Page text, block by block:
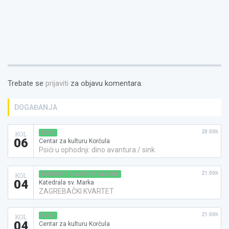
Trebate se prijaviti za objavu komentara.
DOGAĐANJA
KOL
06
KINO
Centar za kulturu Korčula
Psići u ophodnji: dino avantura / sink
20:00h
KOL
04
KONCERT KLASIČNE GLAZBE
Katedrala sv. Marka
ZAGREBAČKI KVARTET
21:00h
KOL
04
KINO
Centar za kulturu Korčula
21:00h